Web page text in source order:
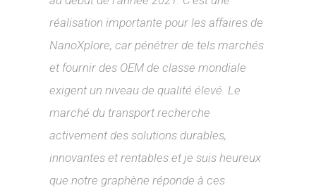
réalisation importante pour les affaires de
NanoXplore, car pénétrer de tels marchés
et fournir des OEM de classe mondiale
exigent un niveau de qualité élevé. Le
marché du transport recherche
activement des solutions durables,
innovantes et rentables et je suis heureux
que notre graphène réponde à ces